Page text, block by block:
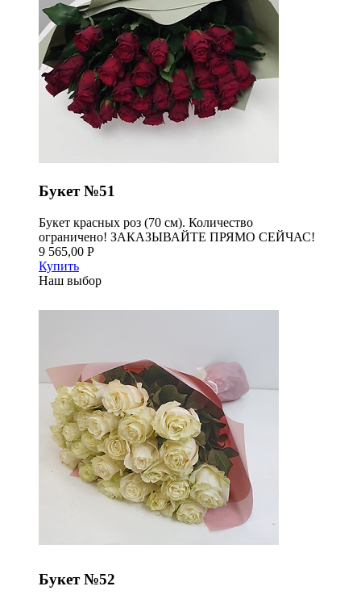
Букет №51
Букет красных роз (70 см). Количество
ограничено! ЗАКАЗЫВАЙТЕ ПРЯМО СЕЙЧАС!
9 565,00 Р
Купить
Наш выбор
Букет №52